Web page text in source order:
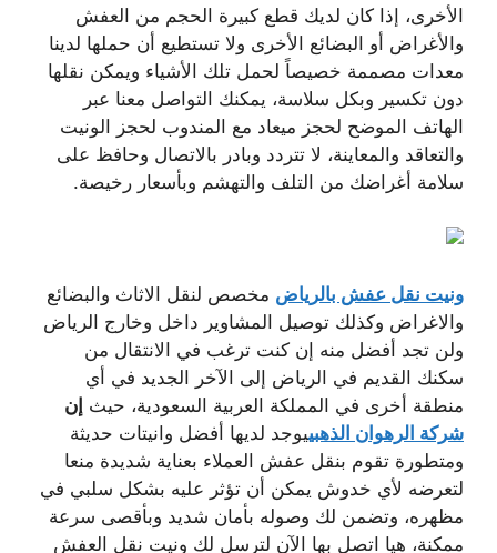
الأخرى، إذا كان لديك قطع كبيرة الحجم من العفش
والأغراض أو البضائع الأخرى ولا تستطيع أن حملها لدينا
معدات مصممة خصيصاً لحمل تلك الأشياء ويمكن نقلها
دون تكسير وبكل سلاسة، يمكنك التواصل معنا عبر
الهاتف الموضح لحجز ميعاد مع المندوب لحجز الونيت
والتعاقد والمعاينة، لا تتردد وبادر بالاتصال وحافظ على
سلامة أغراضك من التلف والتهشم وبأسعار رخيصة.
ونيت نقل عفش بالرياض مخصص لنقل الاثاث والبضائع
والاغراض وكذلك توصيل المشاوير داخل وخارج الرياض
ولن تجد أفضل منه إن كنت ترغب في الانتقال من
سكنك القديم في الرياض إلى الآخر الجديد في أي
منطقة أخرى في المملكة العربية السعودية، حيث إن
شركة الرهوان الذهبييوجد لديها أفضل وانيتات حديثة
ومتطورة تقوم بنقل عفش العملاء بعناية شديدة منعا
لتعرضه لأي خدوش يمكن أن تؤثر عليه بشكل سلبي في
مظهره، وتضمن لك وصوله بأمان شديد وبأقصى سرعة
ممكنة، هيا اتصل بها الآن لترسل لك ونيت نقل العفش